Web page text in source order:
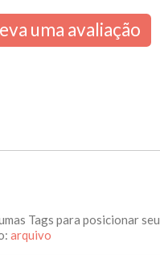
uma avaliação
Tags para posicionar seu
arquivo